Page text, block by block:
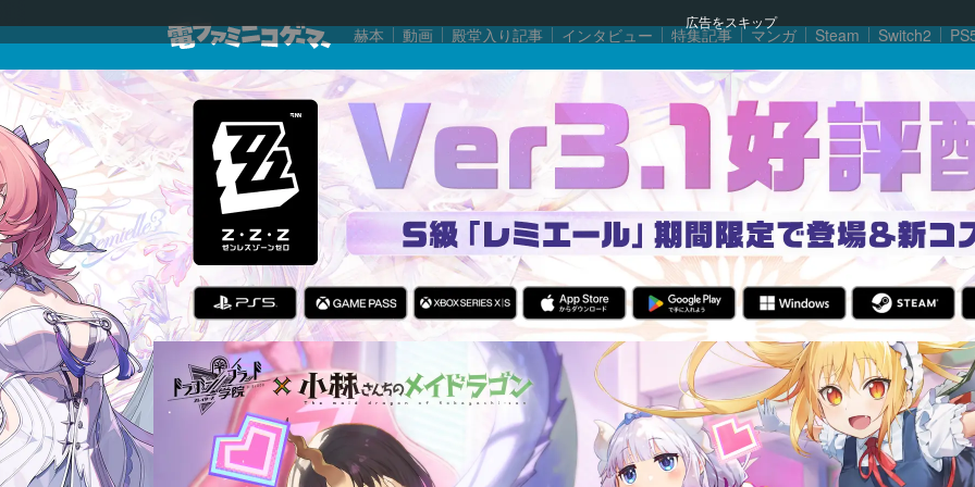
広告をスキップ
赫本 動画 殿堂入り記事 インタビュー 特集記事 マンガ Steam Switch2